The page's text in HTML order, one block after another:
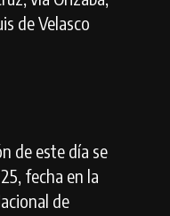
de Velasco
de este día se
fecha en la
de